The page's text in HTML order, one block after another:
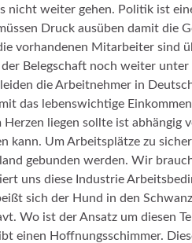
nicht weiter gehen. Politik ist
Druck ausüben damit die
vorhandenen Mitarbeiter sind
Belegschaft noch weiter
die Arbeitnehmer in
das lebenswichtige
Herzen liegen sollte ist abhängig
kann. Um Arbeitsplätze zu
gebunden werden. Wir
uns diese Industrie
sich der Hund in den
Wo ist der Ansatz um diesen
einen Hoffnungsschimmer.